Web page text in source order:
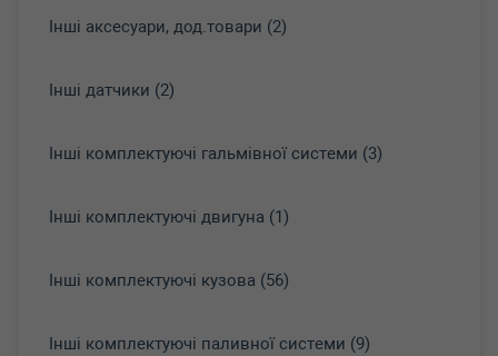
Інші аксесуари, дод.товари (2)
Інші датчики (2)
Інші комплектуючі гальмівної системи (3)
Інші комплектуючі двигуна (1)
Інші комплектуючі кузова (56)
Інші комплектуючі паливної системи (9)